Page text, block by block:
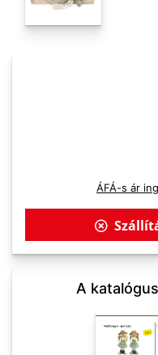
ÁFÁ-s ár
A